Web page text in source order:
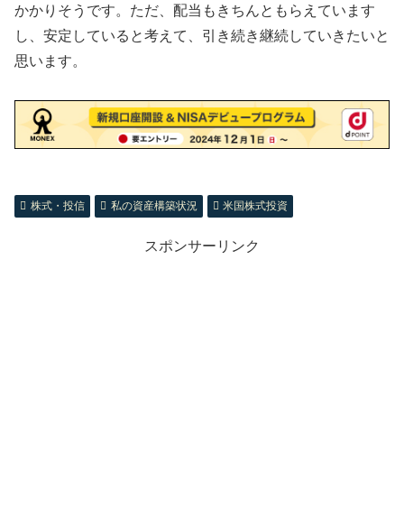
かかりそうです。ただ、配当もきちんともらえています
し、安定していると考えて、引き続き継続していきたいと
思います。
株式・投信 私の資産構築状況 米国株式投資
スポンサーリンク